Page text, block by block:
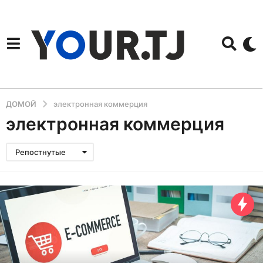
ДОМОЙ электронная коммерция
электронная коммерция
Репостнутые